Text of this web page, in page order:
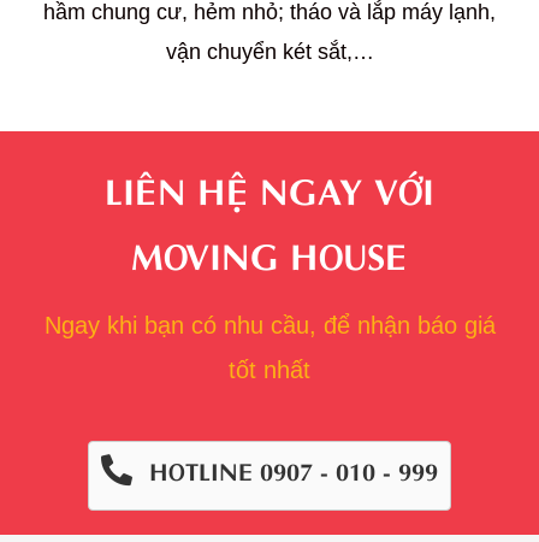
hầm chung cư, hẻm nhỏ; tháo và lắp máy lạnh,
vận chuyển két sắt,…
LIÊN HỆ NGAY VỚI
MOVING HOUSE
Ngay khi bạn có nhu cầu, để nhận báo giá
tốt nhất
HOTLINE 0907 - 010 - 999